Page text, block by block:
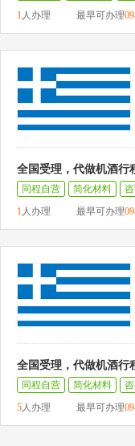
1人办理 最早可办理
全国受理，代做机酒行
同程自营
简化材料
1人办理 最早可办理
全国受理，代做机酒行
同程自营
简化材料
5人办理 最早可办理